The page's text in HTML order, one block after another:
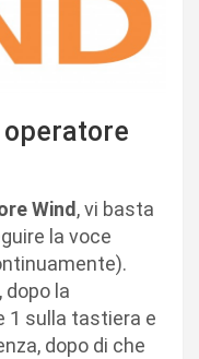
operatore
Wind, vi basta
la voce
la
1 sulla tastiera e
dopo di che